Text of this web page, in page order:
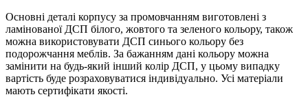
Основні деталі корпусу за промовчанням виготовлені з
ламінованої ДСП білого, жовтого та зеленого кольору, також
можна використовувати ДСП синього кольору без
подорожчання меблів. За бажанням дані кольору можна
замінити на будь-який інший колір ДСП, у цьому випадку
вартість буде розраховуватися індивідуально. Усі матеріали
мають сертифікати якості.